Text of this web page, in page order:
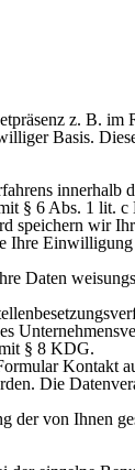
z. B.
Basis.
innerhalb
§ 6 Abs. 1 lit.
wir
Daten
§ 8 KDG.
Kontakt
Die
von Ihnen